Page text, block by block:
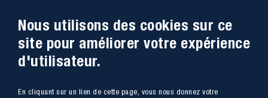
Téléphone
04 66 78 50 00
Coordonnée GPS:44.13312 - 4.08836
Plan du site Marchés Publics
Nous utilisons des cookies sur ce
site pour améliorer votre expérience
d'utilisateur.
En cliquant sur un lien de cette page, vous nous donnez votre